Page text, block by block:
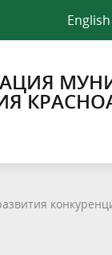
English